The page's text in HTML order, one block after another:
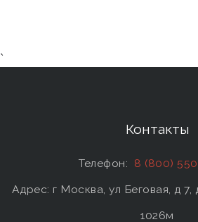
`
Контакты
Телефон: 8 (800)
Адрес: г Москва, ул Беговая, д 7,
1026м